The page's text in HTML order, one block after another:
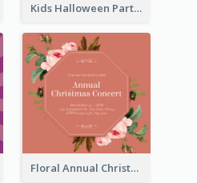
Kids Halloween Party Invitation
Floral Annual Christmas Concert Invitation